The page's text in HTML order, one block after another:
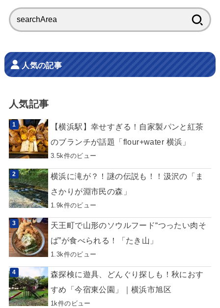
索:
人気の記事
人気記事
【横浜駅】幸せすぎる！自家製パンと紅茶
のブランチが話題「flour+water 横浜」
3.5k件のビュー
横浜に滝が？！謎の伝説も！！汲沢の「ま
さかりが淵市民の森」
1.9k件のビュー
天王町で山形のソウルフード“つったい肉そ
ば”が食べられる！「たき山」
1.3k件のビュー
森探検に遊具、どんぐり探しも！秋におす
すめ「今宿東公園」｜横浜市旭区
1k件のビュー